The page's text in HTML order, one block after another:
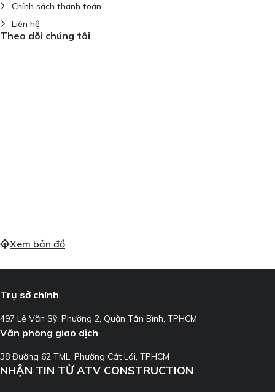
Chính sách thanh toán
Liên hệ
Theo dõi chúng tôi
Xem bản đồ
Trụ sở chính
497 Lê Văn Sỹ, Phường 2, Quận Tân Bình, TPHCM
Văn phòng giao dịch
38 Đường 62 TML, Phường Cát Lái, TPHCM
NHẬN TIN TỪ ATV CONSTRUCTION